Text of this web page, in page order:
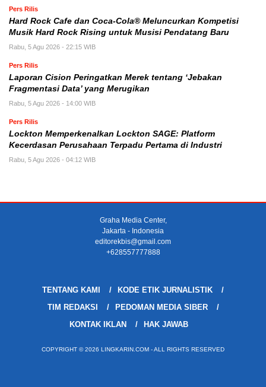
Pers Rilis
Hard Rock Cafe dan Coca-Cola® Meluncurkan Kompetisi
Musik Hard Rock Rising untuk Musisi Pendatang Baru
Rabu, 5 Agu 2026 - 22:15 WIB
Pers Rilis
Laporan Cision Peringatkan Merek tentang ‘Jebakan
Fragmentasi Data’ yang Merugikan
Rabu, 5 Agu 2026 - 14:00 WIB
Pers Rilis
Lockton Memperkenalkan Lockton SAGE: Platform
Kecerdasan Perusahaan Terpadu Pertama di Industri
Rabu, 5 Agu 2026 - 04:12 WIB
Graha Media Center,
Jakarta - Indonesia
editorekbis@gmail.com
+628557777888
TENTANG KAMI
KODE ETIK JURNALISTIK
TIM REDAKSI
PEDOMAN MEDIA SIBER
KONTAK IKLAN
HAK JAWAB
COPYRIGHT © 2026 LINGKARIN.COM - ALL RIGHTS RESERVED